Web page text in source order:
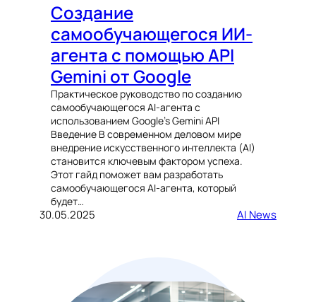
Создание
самообучающегося ИИ-
агента с помощью API
Gemini от Google
Практическое руководство по созданию
самообучающегося AI-агента с
использованием Google’s Gemini API
Введение В современном деловом мире
внедрение искусственного интеллекта (AI)
становится ключевым фактором успеха.
Этот гайд поможет вам разработать
самообучающегося AI-агента, который
будет…
30.05.2025 AI News